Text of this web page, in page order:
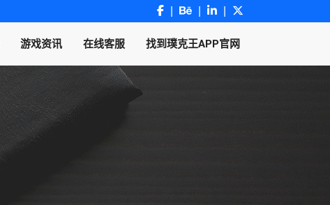
游戏资讯 在线客服 找到璞克王APP官网